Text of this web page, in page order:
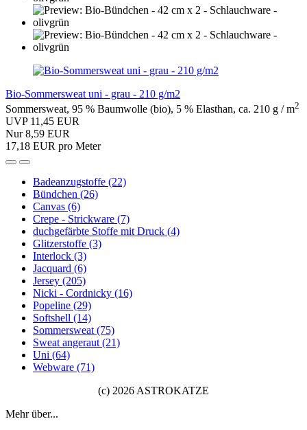
Bio-Sommersweat uni - grau - 210 g/m2
Sommersweat, 95 % Baumwolle (bio), 5 % Elasthan, ca. 210 g / m2
UVP 11,45 EUR
Nur 8,59 EUR
17,18 EUR pro Meter
Badeanzugstoffe (22)
Bündchen (26)
Canvas (6)
Crepe - Strickware (7)
duchgefärbte Stoffe mit Druck (4)
Glitzerstoffe (3)
Interlock (3)
Jacquard (6)
Jersey (205)
Nicki - Cordnicky (16)
Popeline (29)
Softshell (14)
Sommersweat (75)
Sweat angeraut (21)
Uni (64)
Webware (71)
(c) 2026 ASTROKATZE
Mehr über...